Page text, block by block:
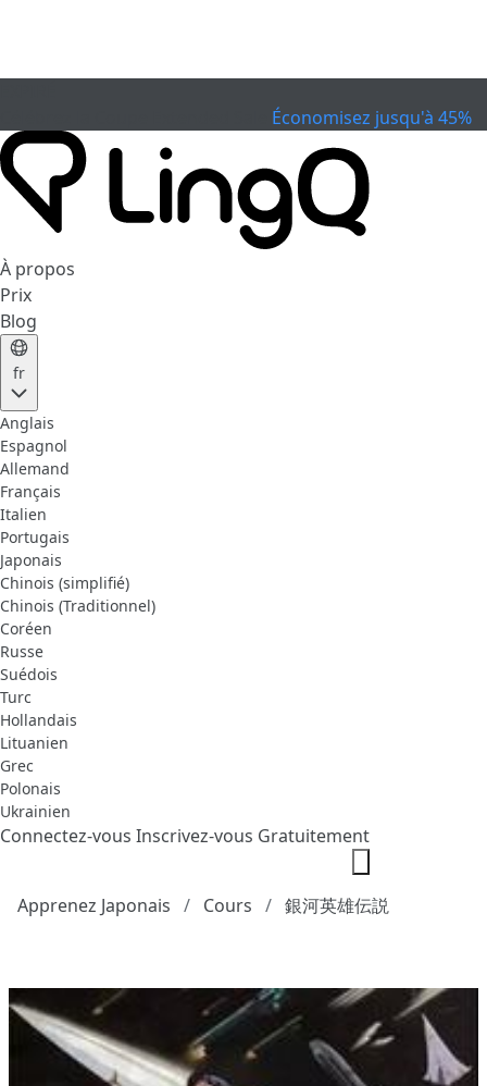
Économisez jusqu'à 45%
À propos
Prix
Blog
fr
Anglais
Espagnol
Allemand
Français
Italien
Portugais
Japonais
Chinois (simplifié)
Chinois (Traditionnel)
Coréen
Russe
Suédois
Turc
Hollandais
Lituanien
Grec
Polonais
Ukrainien
Connectez-vous Inscrivez-vous Gratuitement
Apprenez Japonais Cours 銀河英雄伝説